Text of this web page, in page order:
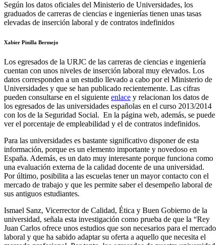
Según los datos oficiales del Ministerio de Universidades, los
graduados de carreras de ciencias e ingenierías tienen unas tasas
elevadas de inserción laboral y de contratos indefinidos
Xabier Pinilla Bermejo
Los egresados de la URJC de las carreras de ciencias e ingeniería
cuentan con unos niveles de inserción laboral muy elevados. Los
datos corresponden a un estudio llevado a cabo por el Ministerio de
Universidades y que se han publicado recientemente. Las cifras
pueden consultarse en el siguiente enlace y relacionan los datos de
los egresados de las universidades españolas en el curso 2013/2014
con los de la Seguridad Social. En la página web, además, se puede
ver el porcentaje de empleabilidad y el de contratos indefinidos.
Para las universidades es bastante significativo disponer de esta
información, porque es un elemento importante y novedoso en
España. Además, es un dato muy interesante porque funciona como
una evaluación externa de la calidad docente de una universidad.
Por último, posibilita a las escuelas tener un mayor contacto con el
mercado de trabajo y que les permite saber el desempeño laboral de
sus antiguos estudiantes.
Ismael Sanz, Vicerrector de Calidad, Ética y Buen Gobierno de la
universidad, señala esta investigación como prueba de que la “Rey
Juan Carlos ofrece unos estudios que son necesarios para el mercado
laboral y que ha sabido adaptar su oferta a aquello que necesita el